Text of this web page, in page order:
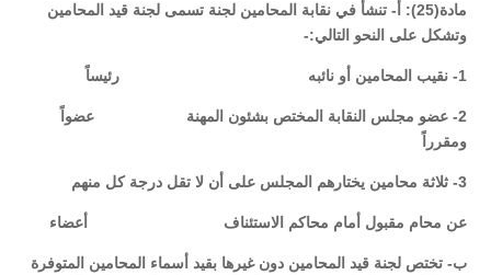
مادة(25): أ- تنشأ في نقابة المحامين لجنة تسمى لجنة قيد المحامين
وتشكل على النحو التالي:-
1- نقيب المحامين أو نائبه رئيساً
2- عضو مجلس النقابة المختص بشئون المهنة عضواً
ومقرراً
3- ثلاثة محامين يختارهم المجلس على أن لا تقل درجة كل منهم
عن محام مقبول أمام محاكم الاستئناف أعضاء
ب- تختص لجنة قيد المحامين دون غيرها بقيد أسماء المحامين المتوفرة